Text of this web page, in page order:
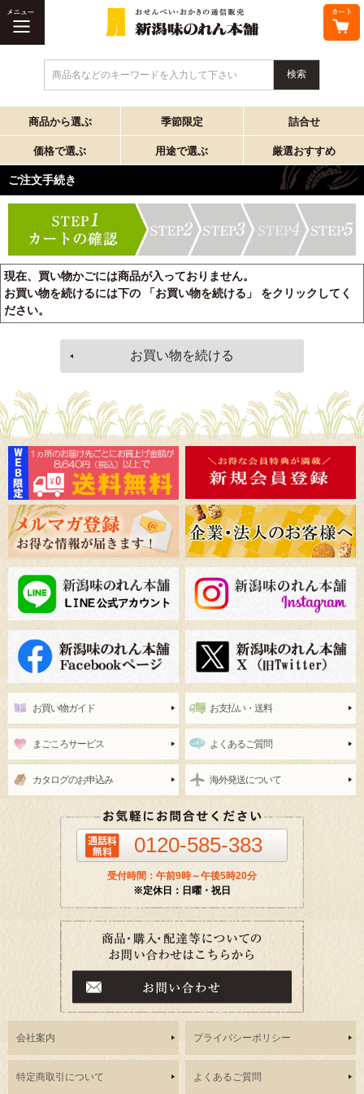
商品名などのキーワードを入力して下さい
商品から選ぶ 季節限定 詰合せ
価格で選ぶ 用途で選ぶ 厳選おすすめ
ご注文手続き
現在、買い物かごには商品が入っておりません。
お買い物を続けるには下の 「お買い物を続ける」 をクリックしてく
ださい。
お買い物ガイド お支払い・送料
まごころサービス よくあるご質問
カタログのお申込み 海外発送について
0120-585-383
受付時間：午前9時～午後5時20分
※定休日：日曜・祝日
会社案内 プライバシーポリシー
特定商取引について よくあるご質問